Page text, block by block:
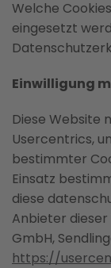
Welche
eingesetzt
Einwilligung
Diese Website
Usercentrics,
bestimmter
Einsatz
diese
Anbieter
GmbH,
https://